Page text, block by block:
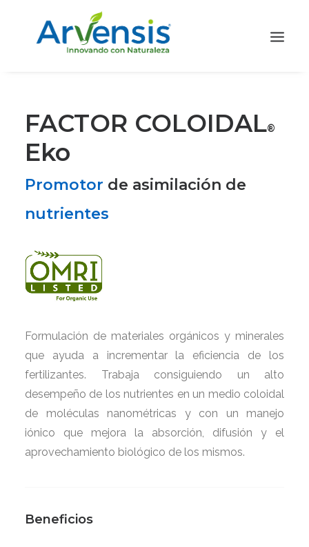
FACTOR COLOIDAL®
Eko
Promotor de asimilación de
nutrientes
Formulación de materiales orgánicos y minerales
que ayuda a incrementar la eficiencia de los
fertilizantes. Trabaja consiguiendo un alto
desempeño de los nutrientes en un medio coloidal
de moléculas nanométricas y con un manejo
iónico que mejora la absorción, difusión y el
aprovechamiento biológico de los mismos.
Beneficios